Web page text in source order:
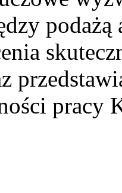
podażą
pracy